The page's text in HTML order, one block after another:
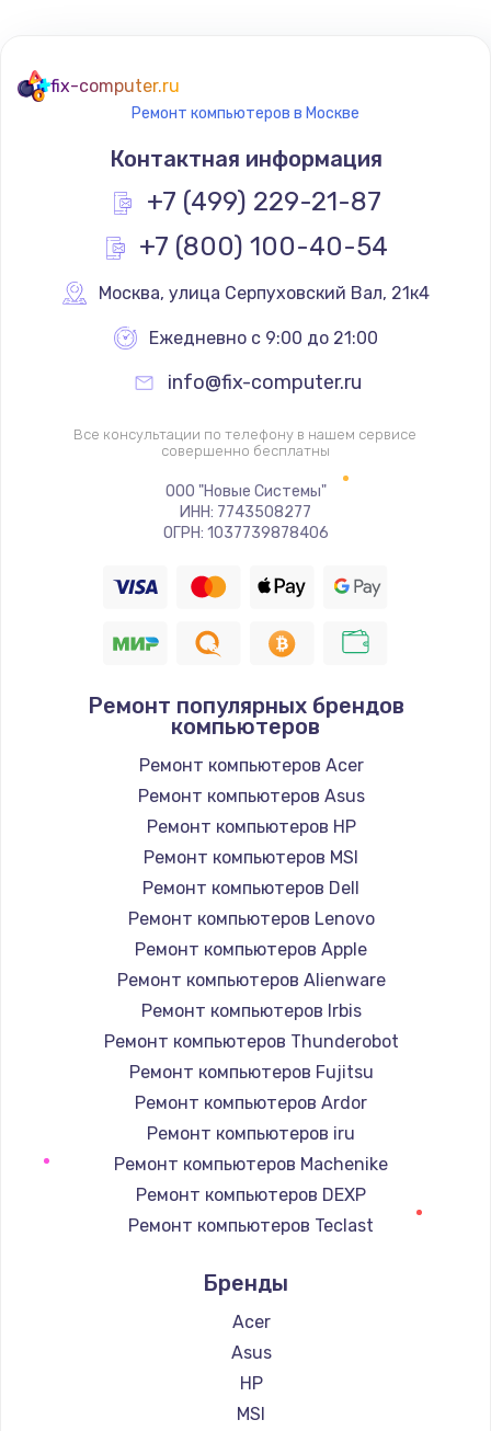
Замена термостата
1200 руб.
Заказать
Замена реле
Замена термопредохранителя
Заказать
Замена ТЭНа
2500 руб.
1400 руб.
Замена / ремонт электронного модуля
Заказать
Заказать
Заказать
Замена регулятора режимов конфорки
Заказать
Замена сенсорного датчика
1300 руб.
Заказать
Замена сигнальной лампы
1200 руб.
fix-computer.ru
Ремонт компьютеров в Москве
Контактная информация
+7 (499) 229-21-87
+7 (800) 100-40-54
Москва, улица Серпуховский Вал, 21к4
Ежедневно с 9:00 до 21:00
info@fix-computer.ru
Все консультации по телефону в нашем сервисе
совершенно бесплатны
ООО "Новые Системы"
ИНН: 7743508277
ОГРН: 1037739878406
Ремонт популярных брендов
компьютеров
Ремонт компьютеров Acer
Ремонт компьютеров Asus
Ремонт компьютеров HP
Ремонт компьютеров MSI
Ремонт компьютеров Dell
Ремонт компьютеров Lenovo
Ремонт компьютеров Apple
Ремонт компьютеров Alienware
Ремонт компьютеров Irbis
Ремонт компьютеров Thunderobot
Ремонт компьютеров Fujitsu
Ремонт компьютеров Ardor
Ремонт компьютеров iru
Ремонт компьютеров Machenike
Ремонт компьютеров DEXP
Ремонт компьютеров Teclast
Ремонт компьютеров Beelink
Ремонт компьютеров CHUWI
Бренды
Acer
Asus
HP
MSI